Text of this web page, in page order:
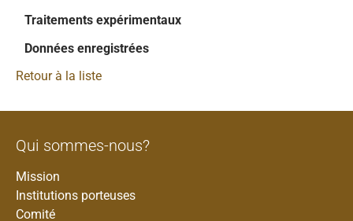
Traitements expérimentaux
Données enregistrées
Retour à la liste
Qui sommes-nous?
Mission
Institutions porteuses
Comité